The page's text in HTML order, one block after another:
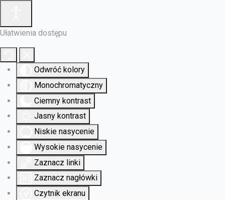
Ułatwienia dostępu
Odwróć kolory
Monochromatyczny
Ciemny kontrast
Jasny kontrast
Niskie nasycenie
Wysokie nasycenie
Zaznacz linki
Zaznacz nagłówki
Czytnik ekranu